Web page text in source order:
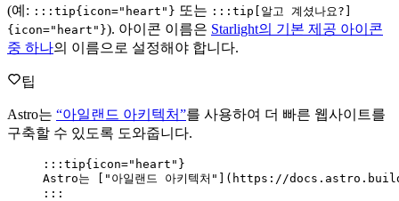
(예: :::tip{icon="heart"} 또는 :::tip[알고 계셨나요?]
{icon="heart"}). 아이콘 이름은 Starlight의 기본 제공 아이콘
중 하나의 이름으로 설정해야 합니다.
팁
Astro는 “아일랜드 아키텍처”를 사용하여 더 빠른 웹사이트를
구축할 수 있도록 도와줍니다.
:::tip{icon="heart"}
Astro는 [
"아일랜드 아키텍처" ( https://
:::